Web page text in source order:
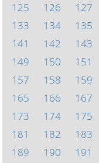
125
126 127
133
134 135
141
142 143
149
150 151
157
158 159
165
166 167
173
174 175
181
182 183
189
190 191